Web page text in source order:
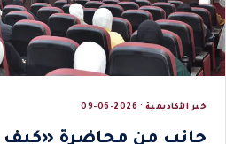
خبر الأكاديمية · 2026-06-09
جانب من محاضرة «كيف